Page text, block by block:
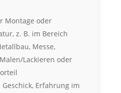
Montage oder
z. B. im Bereich
Messe,
Lackieren oder
Erfahrung im